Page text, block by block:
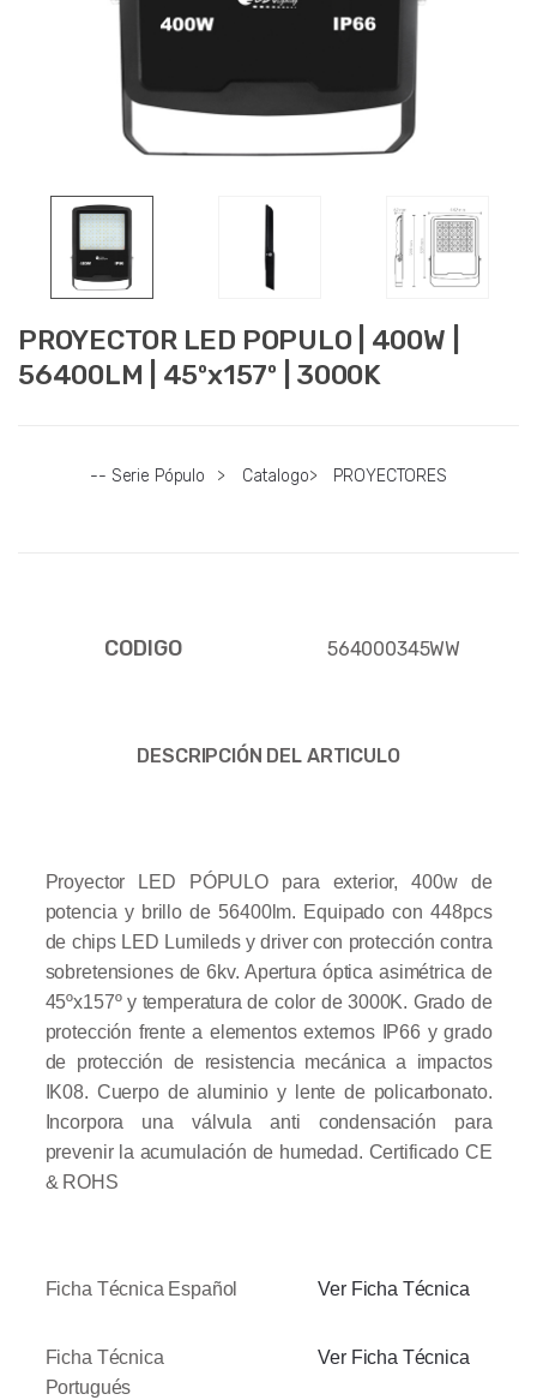
PROYECTOR LED POPULO | 400W |
56400LM | 45ºx157º | 3000K
-- Serie Pópulo > Catalogo> PROYECTORES
CODIGO 564000345WW
DESCRIPCIÓN DEL ARTICULO
Proyector LED PÓPULO para exterior, 400w de
potencia y brillo de 56400lm. Equipado con 448pcs
de chips LED Lumileds y driver con protección contra
sobretensiones de 6kv. Apertura óptica asimétrica de
45ºx157º y temperatura de color de 3000K. Grado de
protección frente a elementos externos IP66 y grado
de protección de resistencia mecánica a impactos
IK08. Cuerpo de aluminio y lente de policarbonato.
Incorpora una válvula anti condensación para
prevenir la acumulación de humedad. Certificado CE
& ROHS
Ficha Técnica Español Ver Ficha Técnica
Ficha Técnica
Portugués
Ver Ficha Técnica